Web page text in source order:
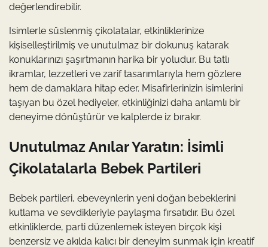
değerlendirebilir.
Isimlerle süslenmiş çikolatalar, etkinliklerinize
kişiselleştirilmiş ve unutulmaz bir dokunuş katarak
konuklarınızı şaşırtmanın harika bir yoludur. Bu tatlı
ikramlar, lezzetleri ve zarif tasarımlarıyla hem gözlere
hem de damaklara hitap eder. Misafirlerinizin isimlerini
taşıyan bu özel hediyeler, etkinliğinizi daha anlamlı bir
deneyime dönüştürür ve kalplerde iz bırakır.
Unutulmaz Anılar Yaratın: İsimli
Çikolatalarla Bebek Partileri
Bebek partileri, ebeveynlerin yeni doğan bebeklerini
kutlama ve sevdikleriyle paylaşma fırsatıdır. Bu özel
etkinliklerde, parti düzenlemek isteyen birçok kişi
benzersiz ve akılda kalıcı bir deneyim sunmak için kreatif